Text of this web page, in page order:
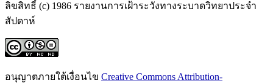
ลิขสิทธิ์ (c) 1986 รายงานการเฝ้าระวังทางระบาดวิทยาประจำ
สัปดาห์
อนุญาตภายใต้เงื่อนไข Creative Commons Attribution-